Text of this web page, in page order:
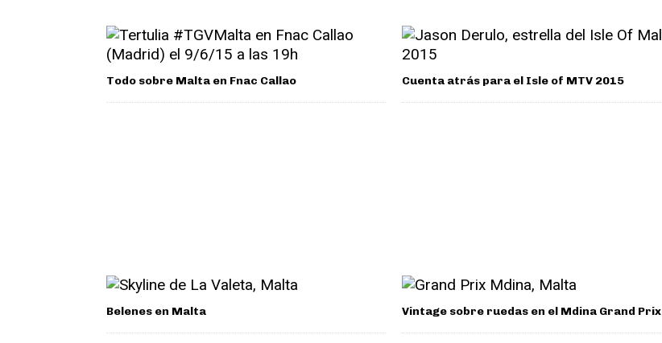
Todo sobre Malta en Fnac Callao Cuenta atrás para el Isle of MTV 2015
Belenes en Malta
Vintage sobre ruedas en el Mdina Grand Prix